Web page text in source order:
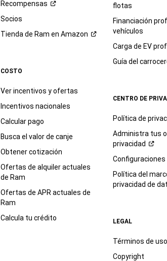
Recompensas
Socios
Tienda de Ram en Amazon
COSTO
Ver incentivos y ofertas
Incentivos nacionales
Calcular pago
Busca el valor de canje
Obtener cotización
Ofertas de alquiler actuales
de Ram
Ofertas de APR actuales de
Ram
Calcula tu crédito
flotas
Financiación
vehículos
Carga de EV
Guía del
CENTRO DE
Política de
Administra tus
privacidad
Configuraciones
Política del
privacidad de
LEGAL
Términos de uso
Copyright